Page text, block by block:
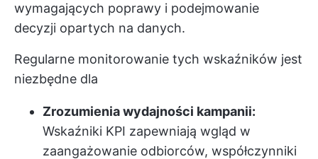
wymagających poprawy i podejmowanie
decyzji opartych na danych.
Regularne monitorowanie tych wskaźników jest
niezbędne dla
Zrozumienia wydajności kampanii:
Wskaźniki KPI zapewniają wgląd w
zaangażowanie odbiorców, współczynniki